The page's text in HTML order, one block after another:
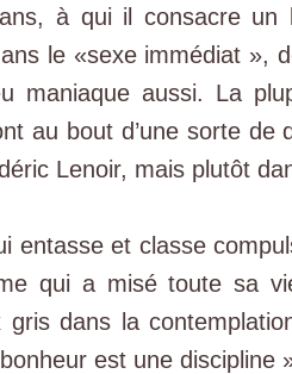
à qui il consacre un
le «sexe immédiat »,
mania­que aussi. La
au bout d’une sorte de
Lenoir, mais plutôt
entasse et classe
qui a misé toute sa
gris dans la
est une discipline